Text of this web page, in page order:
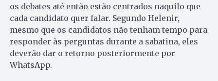
os debates até então estão centrados naquilo que
cada candidato quer falar. Segundo Helenir,
mesmo que os candidatos não tenham tempo para
responder às perguntas durante a sabatina, eles
deverão dar o retorno posteriormente por
WhatsApp.